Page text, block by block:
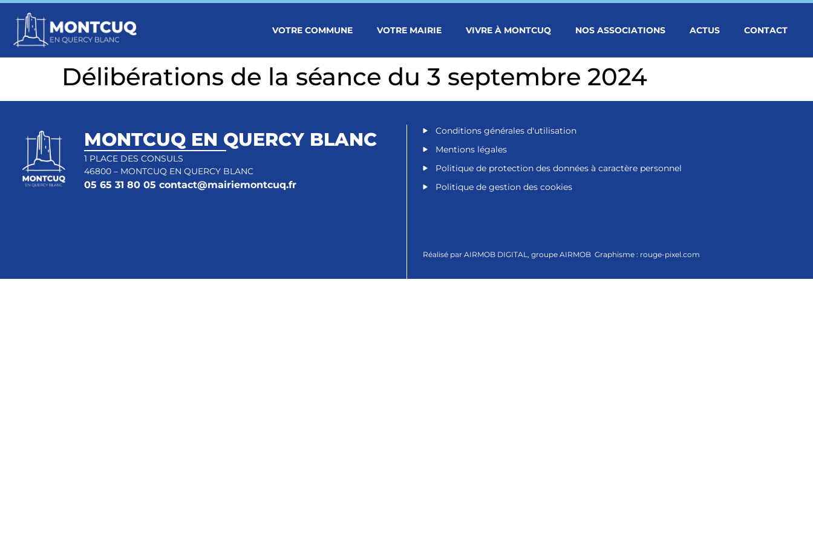
VOTRE COMMUNE VOTRE MAIRIE VIVRE À MONTCUQ NOS ASSOCIATIONS ACTUS CONTACT
Délibérations de la séance du 3 septembre 2024
MONTCUQ EN QUERCY BLANC
1 PLACE DES CONSULS
46800 – MONTCUQ EN QUERCY BLANC
05 65 31 80 05contact@mairiemontcuq.fr
Conditions générales d'utilisation
Mentions légales
Politique de protection des données à caractère personnel
Politique de gestion des cookies
Réalisé par AIRMOB DIGITAL, groupe AIRMOB Graphisme : rouge-pixel.com